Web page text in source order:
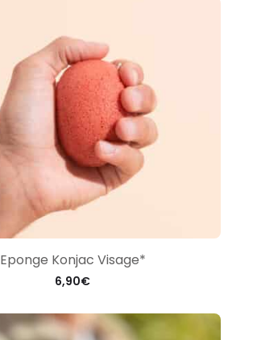
Eponge Konjac Visage*
6,90€